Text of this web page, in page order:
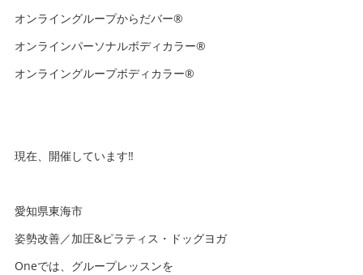
オンライングループからだバー®️
オンラインパーソナルボディカラー®️
オンライングループボディカラー®️
現在、開催しています‼️
愛知県東海市
姿勢改善／加圧&ピラティス・ドッグヨガ
Oneでは、グループレッスンを